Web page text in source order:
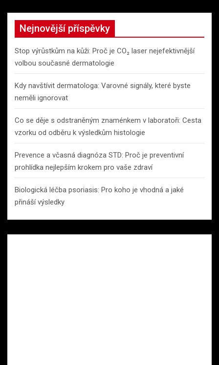
Nejnovější příspěvky
Stop výrůstkům na kůži: Proč je CO₂ laser nejefektivnější
volbou současné dermatologie
Kdy navštívit dermatologa: Varovné signály, které byste
neměli ignorovat
Co se děje s odstraněným znaménkem v laboratoři: Cesta
vzorku od odběru k výsledkům histologie
Prevence a včasná diagnóza STD: Proč je preventivní
prohlídka nejlepším krokem pro vaše zdraví
Biologická léčba psoriasis: Pro koho je vhodná a jaké
přináší výsledky